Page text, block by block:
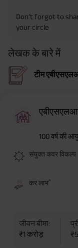
Don’t forgot to
your circle
लेखक के बारे में
टीम
100 वर्ष की
संयुक्त कवर विकल्प
कर लाभ^
जीवन बीमा:
₹1 करोड़